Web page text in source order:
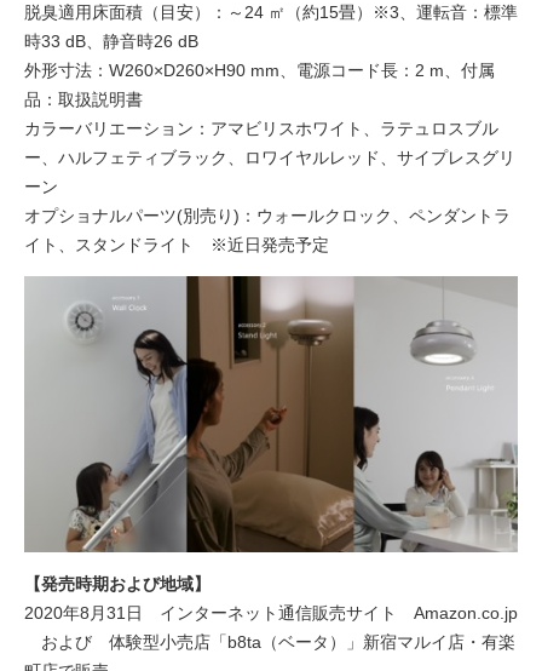
脱臭適用床面積（目安）：～24 ㎡（約15畳）※3、運転音：標準
時33 dB、静音時26 dB
外形寸法：W260×D260×H90 mm、電源コード長：2 m、付属
品：取扱説明書
カラーバリエーション：アマビリスホワイト、ラテュロスブル
ー、ハルフェティブラック、ロワイヤルレッド、サイプレスグリ
ーン
オプショナルパーツ(別売り)：ウォールクロック、ペンダントラ
イト、スタンドライト ※近日発売予定
【発売時期および地域】
2020年8月31日 インターネット通信販売サイト Amazon.co.jp
および 体験型小売店「b8ta（ベータ）」新宿マルイ店・有楽